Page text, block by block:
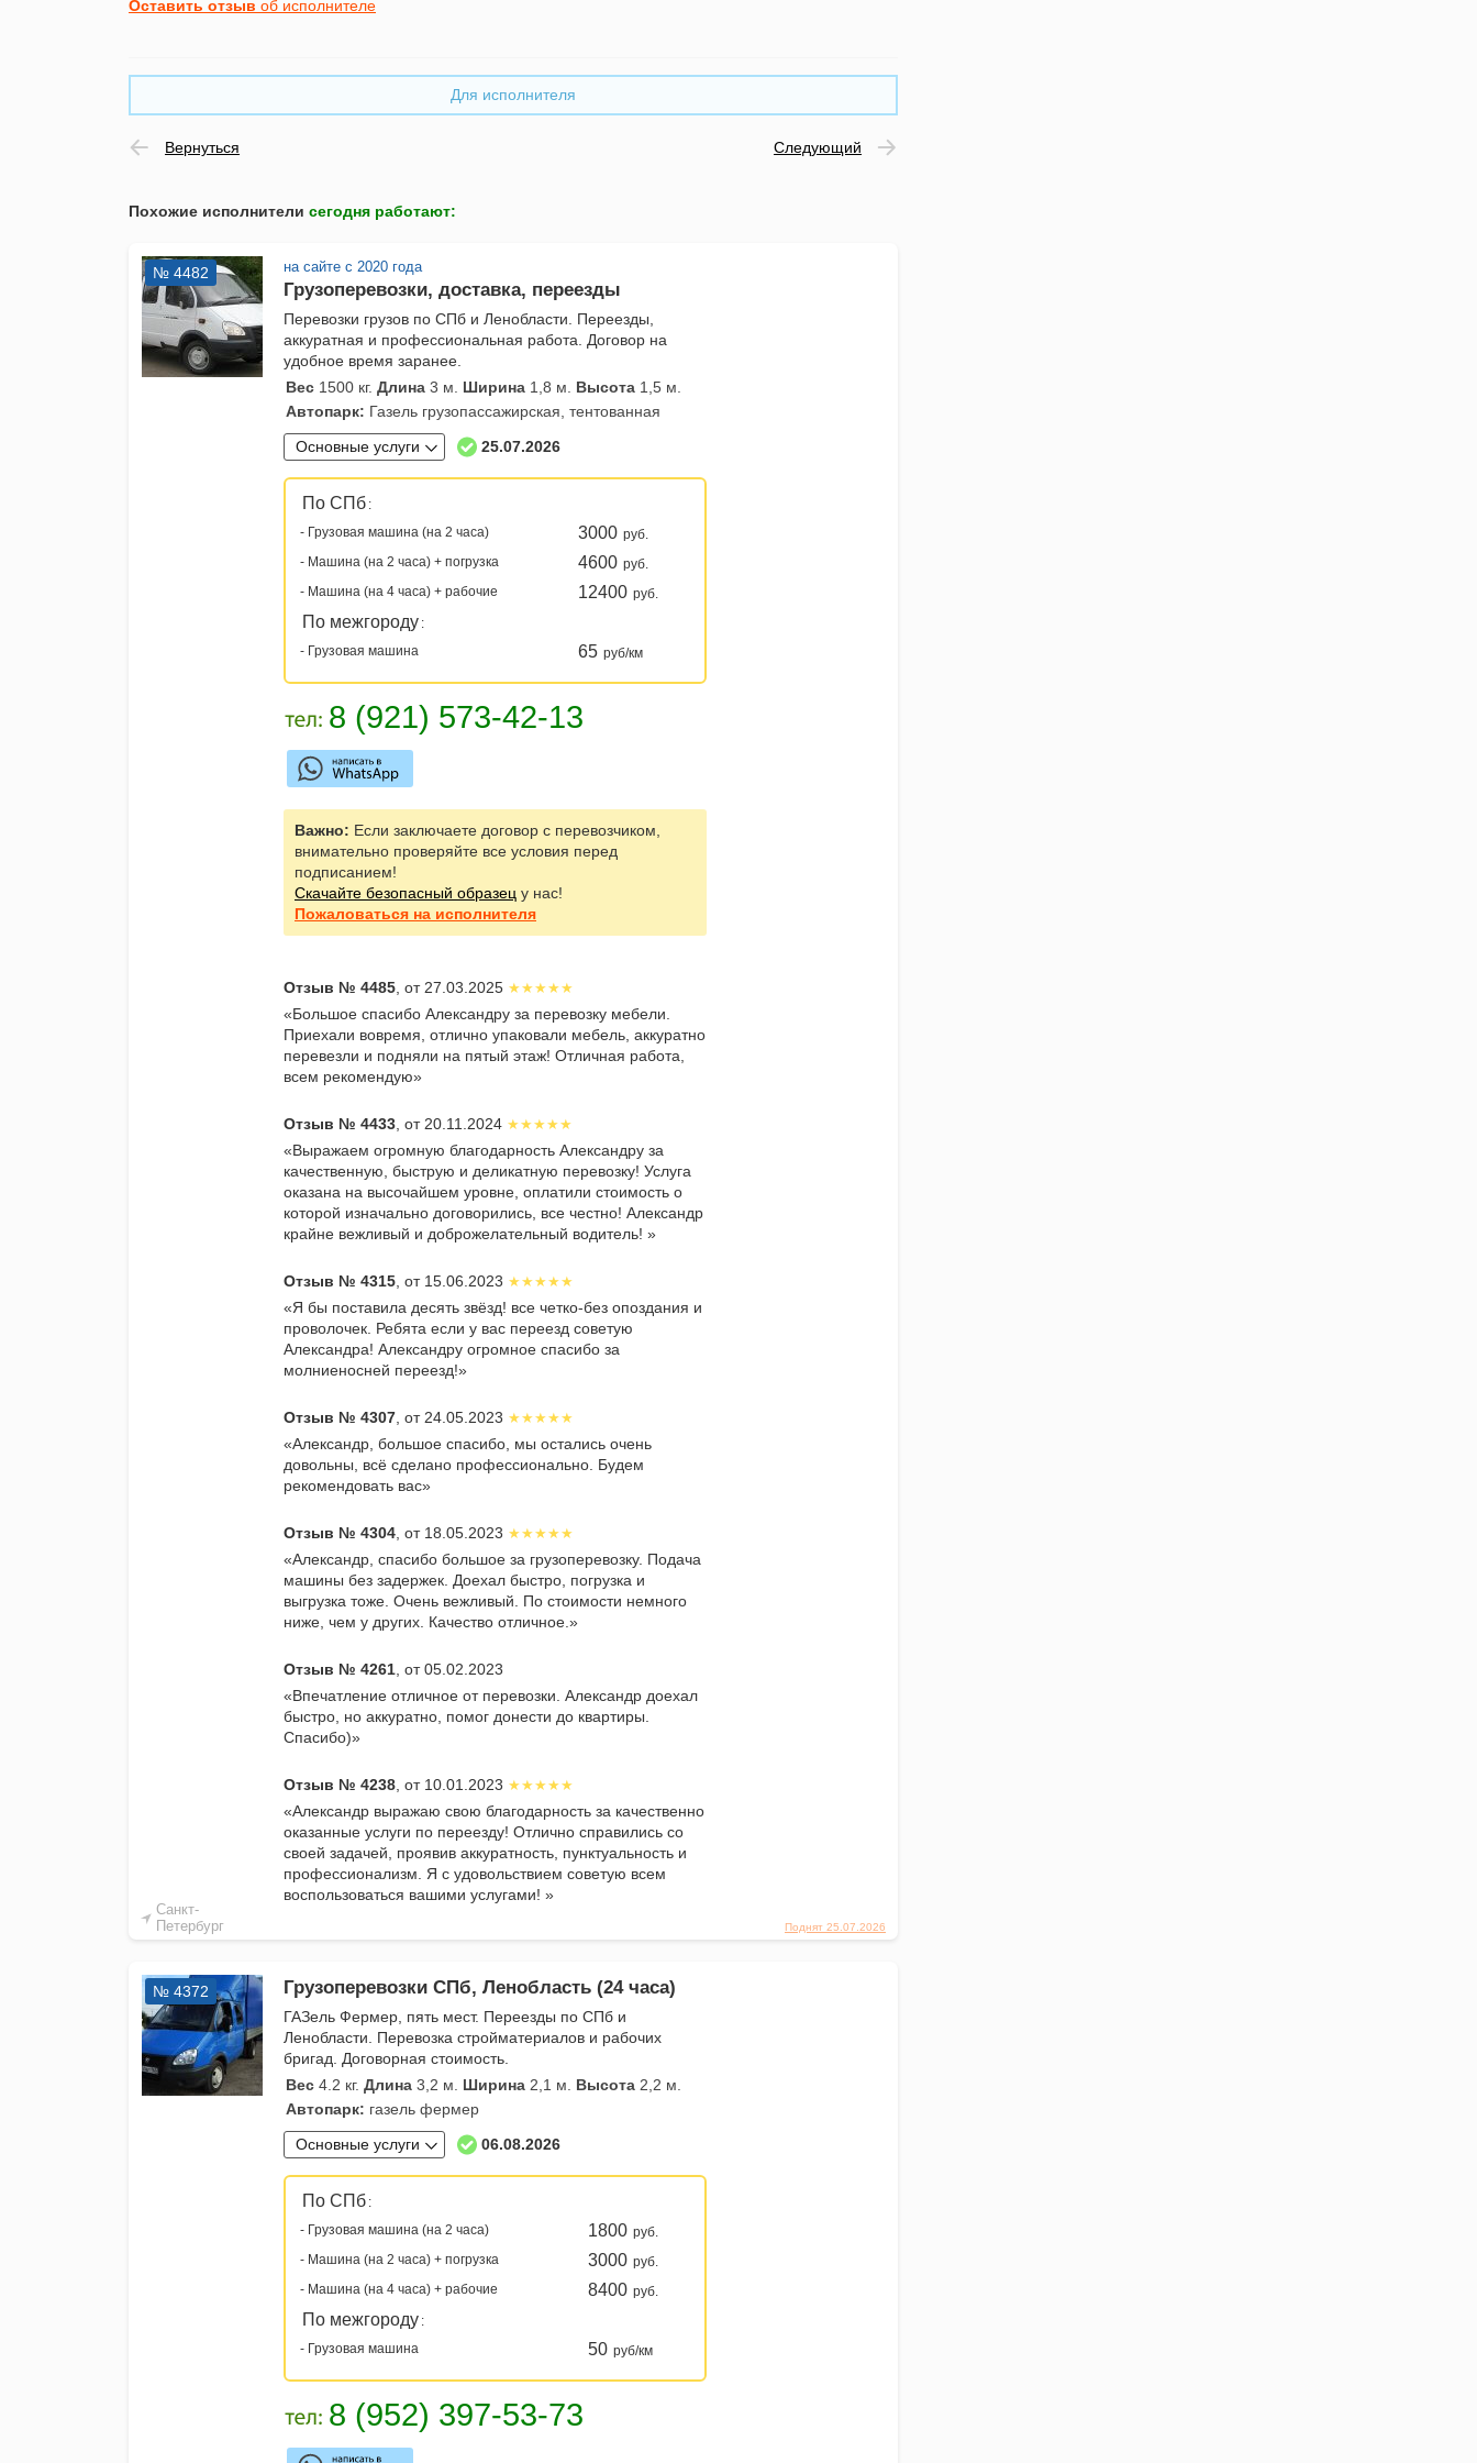
Оставить отзыв об исполнителе
Для исполнителя
Вернуться Следующий
Похожие исполнители сегодня работают:
Санкт-
Петербург
Поднят 25.07.2026
№ 4482 на сайте с 2020 года
Грузоперевозки, доставка, переезды
Перевозки грузов по СПб и Ленобласти. Переезды,
аккуратная и профессиональная работа. Договор на
удобное время заранее.
Вес 1500 кг. Длина 3 м. Ширина 1,8 м. Высота 1,5 м.
Автопарк: Газель грузопассажирская, тентованная
Основные услуги
25.07.2026
По СПб :
- Грузовая машина (на 2 часа)
3000 руб.
- Машина (на 2 часа) + погрузка
4600 руб.
- Машина (на 4 часа) + рабочие
12400 руб.
По межгороду :
- Грузовая машина
65 руб/км
Важно: Если заключаете договор с перевозчиком,
внимательно проверяйте все условия перед
подписанием!
Скачайте безопасный образец у нас!
Пожаловаться на исполнителя
Отзыв № 4485 , от 27.03.2025
«Большое спасибо Александру за перевозку мебели.
Приехали вовремя, отлично упаковали мебель, аккуратно
перевезли и подняли на пятый этаж! Отличная работа,
всем рекомендую»
Отзыв № 4433 , от 20.11.2024
«Выражаем огромную благодарность Александру за
качественную, быструю и деликатную перевозку! Услуга
оказана на высочайшем уровне, оплатили стоимость о
которой изначально договорились, все честно! Александр
крайне вежливый и доброжелательный водитель! »
Отзыв № 4315 , от 15.06.2023
«Я бы поставила десять звёзд! все четко-без опоздания и
проволочек. Ребята если у вас переезд советую
Александра! Александру огромное спасибо за
молниеносней переезд!»
Отзыв № 4307 , от 24.05.2023
«Александр, большое спасибо, мы остались очень
довольны, всё сделано профессионально. Будем
рекомендовать вас»
Отзыв № 4304 , от 18.05.2023
«Александр, спасибо большое за грузоперевозку. Подача
машины без задержек. Доехал быстро, погрузка и
выгрузка тоже. Очень вежливый. По стоимости немного
ниже, чем у других. Качество отличное.»
Отзыв № 4261 , от 05.02.2023
«Впечатление отличное от перевозки. Александр доехал
быстро, но аккуратно, помог донести до квартиры.
Спасибо)»
Отзыв № 4238 , от 10.01.2023
«Александр выражаю свою благодарность за качественно
оказанные услуги по переезду! Отлично справились со
своей задачей, проявив аккуратность, пунктуальность и
профессионализм. Я с удовольствием советую всем
воспользоваться вашими услугами! »
№ 4372 Грузоперевозки СПб, Ленобласть (24 часа)
ГАЗель Фермер, пять мест. Переезды по СПб и
Ленобласти. Перевозка стройматериалов и рабочих
бригад. Договорная стоимость.
Вес 4.2 кг. Длина 3,2 м. Ширина 2,1 м. Высота 2,2 м.
Автопарк: газель фермер
Основные услуги
06.08.2026
По СПб :
- Грузовая машина (на 2 часа)
1800 руб.
- Машина (на 2 часа) + погрузка
3000 руб.
- Машина (на 4 часа) + рабочие
8400 руб.
По межгороду :
- Грузовая машина
50 руб/км